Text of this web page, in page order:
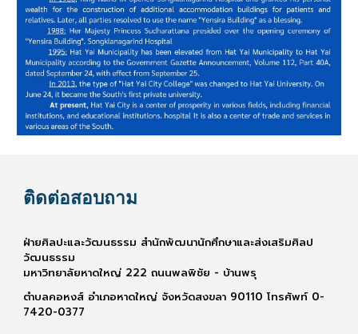
ติดต่อสอบถาม
ฝ่ายศิลปะและวัฒนธรรม สำนักพัฒนานักศึกษาและส่งเสริมศิลป
วัฒนธรรม
มหาวิทยาลัยหาดใหญ่ 222 ถนนพลพิชัย - บ้านพรุ
ตำบลคอหงส์ อำเภอหาดใหญ่ จังหวัดสงขลา 90110 โทรศัพท์ 0-
7420-0377